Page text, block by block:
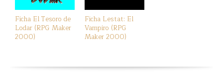
Ficha El Tesoro de
Lodar (RPG Maker
2000)
Ficha Lestat: El
Vampiro (RPG
Maker 2000)